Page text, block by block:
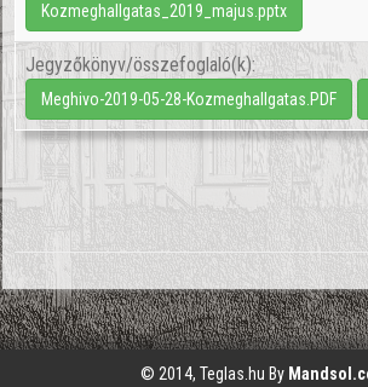
Kozmeghallgatas_2019_majus.pptx
Jegyzőkönyv/összefoglaló(k):
Meghivo-2019-05-28-Kozmeghallgatas.PDF
© 2014, Teglas.hu By